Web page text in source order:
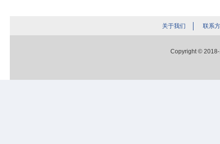
关于我们 联系
Copyright ©